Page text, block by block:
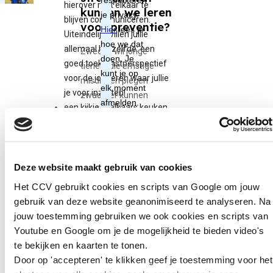
Deze website maakt gebruik van cookies
Het CCV gebruikt cookies en scripts van Google om jouw
gebruik van deze website geanonimiseerd te analyseren. Na
jouw toestemming gebruiken we ook cookies en scripts van
Youtube en Google om je de mogelijkheid te bieden video's
te bekijken en kaarten te tonen.
Door op 'accepteren' te klikken geef je toestemming voor het
hierover met elkaar te
blijven communiceren.
Uiteindelijk willen jullie
allemaal hetzelfde: een
goed toekomstperspectief
voor de jongeren waar jullie
je voor inzetten!
een kijkje in elkaars keuken
aan je partners te vragen
te zorgen dat zij iets voor
te zorgen dat je teamleden
(partners) de gemaakte
bijvoorbeeld aan het ’s
kunnen we leren
voor preventie?
Zweden wil jonge
tieners die ernstige
misdrijven plegen
zwaarder kunnen
straffen. Jongeren van
terechtkomen in plaats
van…
Lees verder